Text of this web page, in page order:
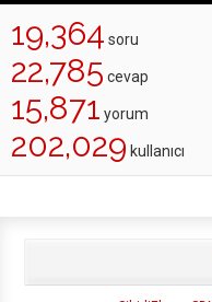
19,364 soru
22,785 cevap
15,871 yorum
202,029 kullanıcı